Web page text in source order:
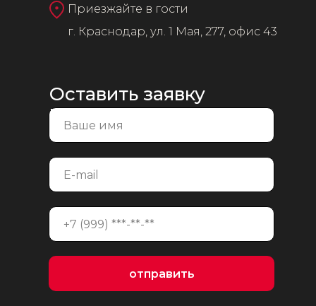
отправить
Оставить заявку
на консультацию
Приезжайте в гости
г. Краснодар, ул. 1 Мая, 277, офис 43